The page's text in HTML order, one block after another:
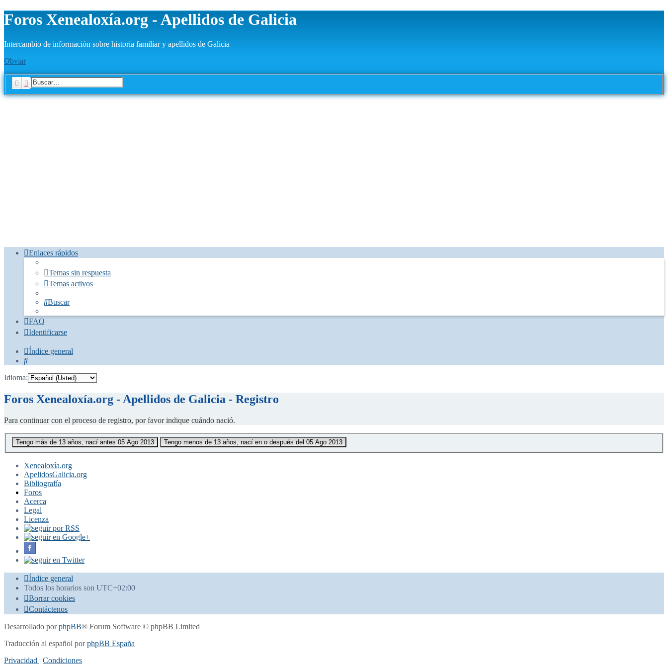
Foros Xenealoxía.org - Apellidos de Galicia
Intercambio de información sobre historia familiar y apellidos de Galicia
Obviar
BuscarBúsqueda avanzada
Enlaces rápidos
Temas sin respuesta
Temas activos
Buscar
FAQ
Identificarse
Índice general
Buscar
Idioma:
Foros Xenealoxía.org - Apellidos de Galicia - Registro
Para continuar con el proceso de registro, por favor indique cuándo nació.
Xenealoxía.org
ApelidosGalicia.org
Bibliografía
Foros
Acerca
Legal
Licenza
Índice general
Todos los horarios son UTC+02:00
Borrar cookies
Contáctenos
Desarrollado porphpBB® Forum Software © phpBB Limited
Traducción al español porphpBB España
Privacidad | Condiciones